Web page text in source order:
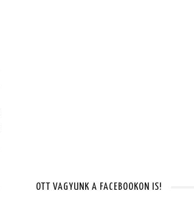
OTT VAGYUNK A FACEBOOKON IS!